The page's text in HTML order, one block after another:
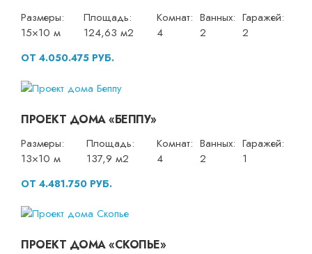
Размеры:
15×10 м
Площадь:
124,63 м2
Комнат:
4
Ванных:
2
Гаражей:
2
ОТ 4.050.475 РУБ.
ПРОЕКТ ДОМА «БЕППУ»
Размеры:
13×10 м
Площадь:
137,9 м2
Комнат:
4
Ванных:
2
Гаражей:
1
ОТ 4.481.750 РУБ.
ПРОЕКТ ДОМА «СКОПЬЕ»